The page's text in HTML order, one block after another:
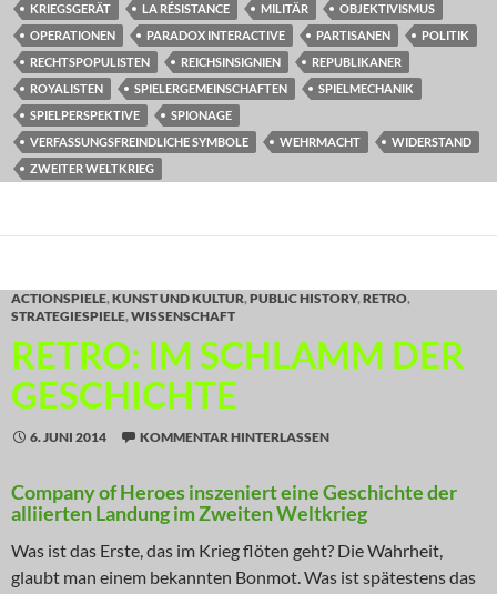
KRIEGSGERÄT
LA RÉSISTANCE MILITÄR
OBJEKTIVISMUS
OPERATIONEN
PARADOX INTERACTIVE PARTISANEN
POLITIK
RECHTSPOPULISTEN
REICHSINSIGNIEN
REPUBLIKANER
ROYALISTEN
SPIELERGEMEINSCHAFTEN
SPIELMECHANIK
SPIELPERSPEKTIVE
SPIONAGE
VERFASSUNGSFREINDLICHE SYMBOLE
WEHRMACHT
WIDERSTAND
ZWEITER WELTKRIEG
ACTIONSPIELE,KUNST UND KULTUR,PUBLIC HISTORY,RETRO,
STRATEGIESPIELE,WISSENSCHAFT
RETRO: IM SCHLAMM DER
GESCHICHTE
6. JUNI 2014 KOMMENTAR HINTERLASSEN
Company of Heroes inszeniert eine Geschichte der
alliierten Landung im Zweiten Weltkrieg
Was ist das Erste, das im Krieg flöten geht? Die Wahrheit,
glaubt man einem bekannten Bonmot. Was ist spätestens das